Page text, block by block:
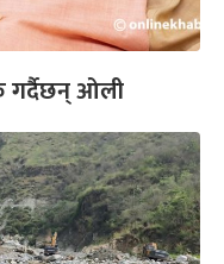
गर्दैछन् ओली